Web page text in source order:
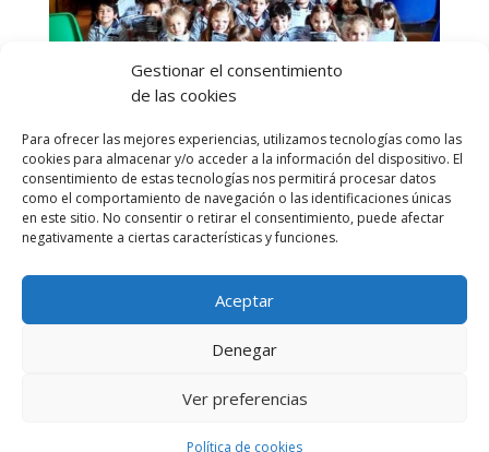
Gestionar el consentimiento
de las cookies
Para ofrecer las mejores experiencias, utilizamos tecnologías como las
cookies para almacenar y/o acceder a la información del dispositivo. El
consentimiento de estas tecnologías nos permitirá procesar datos
como el comportamiento de navegación o las identificaciones únicas
en este sitio. No consentir o retirar el consentimiento, puede afectar
negativamente a ciertas características y funciones.
Aceptar
Denegar
Ver preferencias
Política de cookies
Diseñado por Escuelas Pías Provincia Emaús
Aviso Legal-